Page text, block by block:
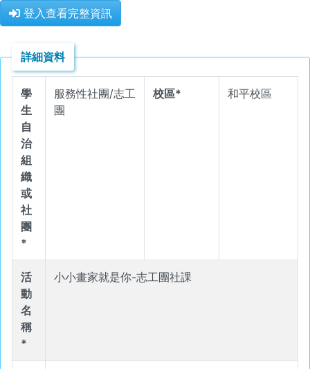
登入查看完整資訊
詳細資料
學
生
自
治
組
織
或
社
團
*
服務性社團/志工
團
校區* 和平校區
活
動
名
稱
*
小小畫家就是你-志工團社課